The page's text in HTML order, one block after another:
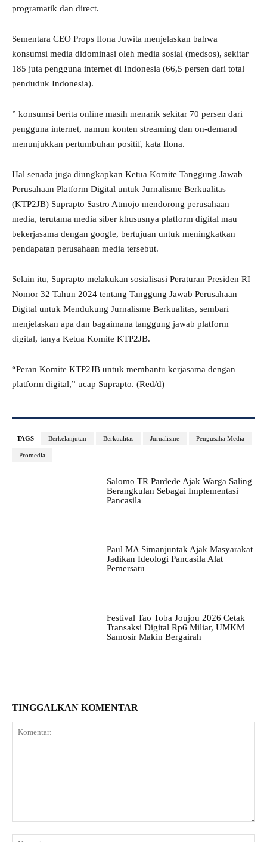
programatik dan direct.
Sementara CEO Props Ilona Juwita menjelaskan bahwa
konsumsi media didominasi oleh media sosial (medsos), sekitar
185 juta pengguna internet di Indonesia (66,5 persen dari total
penduduk Indonesia).
” konsumsi berita online masih menarik sekitar 70 persen dari
pengguna internet, namun konten streaming dan on-demand
menunjukkan pertumbuhan positif, kata Ilona.
Hal senada juga diungkapkan Ketua Komite Tanggung Jawab
Perusahaan Platform Digital untuk Jurnalisme Berkualitas
(KTP2JB) Suprapto Sastro Atmojo mendorong perusahaan
media, terutama media siber khususnya platform digital mau
bekerjasama dengan google, bertujuan untuk meningkatkan
pendapatan perusahaan media tersebut.
Selain itu, Suprapto melakukan sosialisasi Peraturan Presiden RI
Nomor 32 Tahun 2024 tentang Tanggung Jawab Perusahaan
Digital untuk Mendukung Jurnalisme Berkualitas, sembari
menjelaskan apa dan bagaimana tanggung jawab platform
digital, tanya Ketua Komite KTP2JB.
“Peran Komite KTP2JB untuk membantu kerjasama dengan
platform digital,” ucap Suprapto. (Red/d)
TAGS Berkelanjutan Berkualitas Jurnalisme Pengusaha Media
Promedia
Salomo TR Pardede Ajak Warga Saling
Berangkulan Sebagai Implementasi
Pancasila
Paul MA Simanjuntak Ajak Masyarakat
Jadikan Ideologi Pancasila Alat
Pemersatu
Festival Tao Toba Joujou 2026 Cetak
Transaksi Digital Rp6 Miliar, UMKM
Samosir Makin Bergairah
TINGGALKAN KOMENTAR